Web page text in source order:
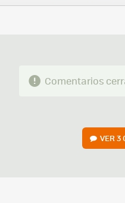
FACEBOOK
TWITTERFLIPBOARD
E-
Comentarios
VER3